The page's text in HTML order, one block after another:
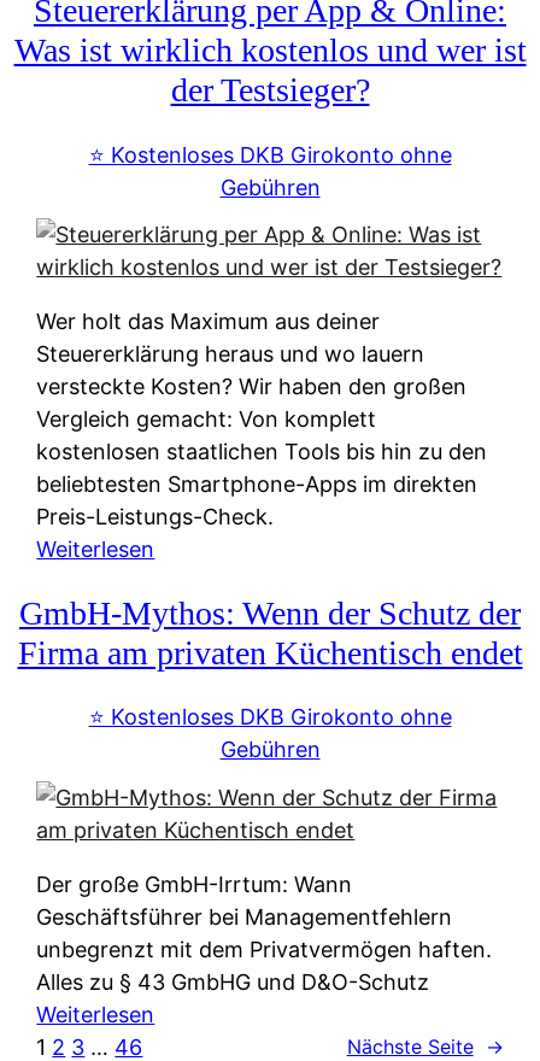
f
r
e
u
s
u
n
f
t
e
i
e
W
e
r
s
i
c
h
e
t
a
h
g
s
y
t
e
m
M
I
R
:
W
e
u
d
n
w
l
c
h
e
n
Steuererklärung per App & Online:
Was ist wirklich kostenlos und wer ist
der Testsieger?
⭐️ Kostenloses DKB Girokonto ohne
Gebühren
Wer holt das Maximum aus deiner
Steuererklärung heraus und wo lauern
versteckte Kosten? Wir haben den großen
Vergleich gemacht: Von komplett
kostenlosen staatlichen Tools bis hin zu den
beliebtesten Smartphone-Apps im direkten
Preis-Leistungs-Check.
Weiterlesen
t
e
u
e
r
k
l
ä
u
GmbH-Mythos: Wenn der Schutz der
Firma am privaten Küchentisch endet
⭐️ Kostenloses DKB Girokonto ohne
Gebühren
Der große GmbH-Irrtum: Wann
Geschäftsführer bei Managementfehlern
unbegrenzt mit dem Privatvermögen haften.
Alles zu § 43 GmbHG und D&O-Schutz
Weiterlesen
1 2 3 … 46 Nächste Seite →